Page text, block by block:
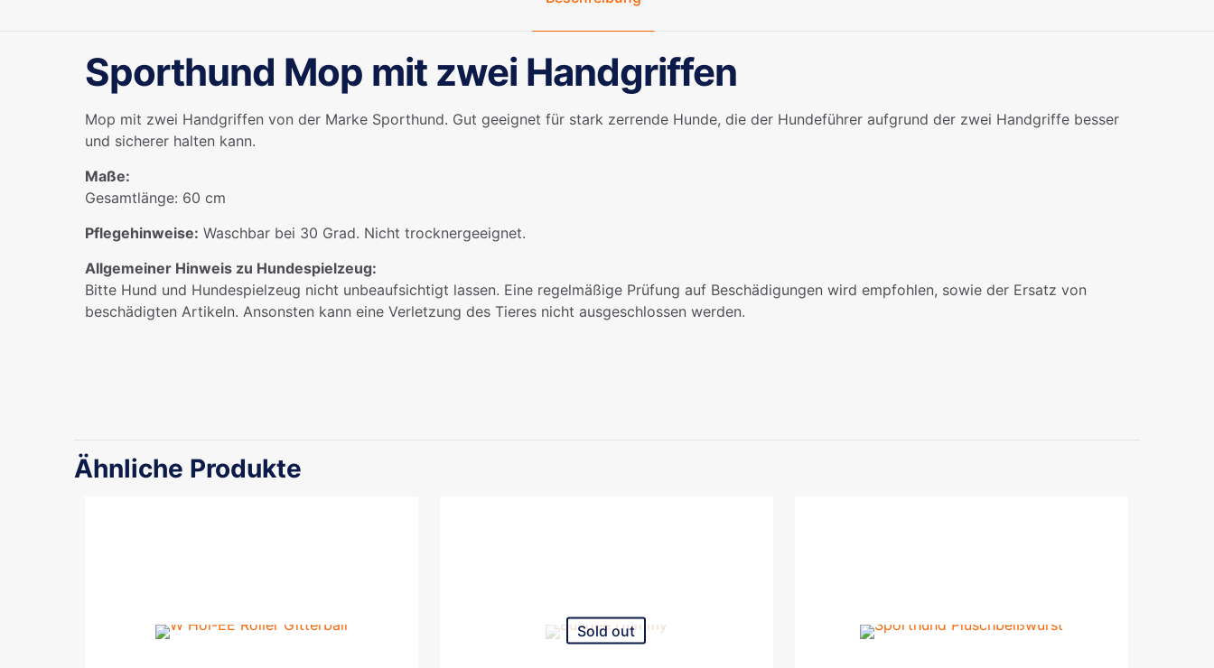
Sporthund Mop mit zwei Handgriffen
Mop mit zwei Handgriffen von der Marke Sporthund. Gut geeignet für stark zerrende Hunde, die der Hundeführer aufgrund der zwei Handgriffe besser
und sicherer halten kann.
Maße:
Gesamtlänge: 60 cm
Pflegehinweise: Waschbar bei 30 Grad. Nicht trocknergeeignet.
Allgemeiner Hinweis zu Hundespielzeug:
Bitte Hund und Hundespielzeug nicht unbeaufsichtigt lassen. Eine regelmäßige Prüfung auf Beschädigungen wird empfohlen, sowie der Ersatz von
beschädigten Artikeln. Ansonsten kann eine Verletzung des Tieres nicht ausgeschlossen werden.
Ähnliche Produkte
Sold out